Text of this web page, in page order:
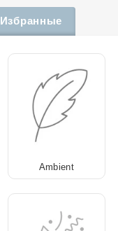
Избранные
Ambient